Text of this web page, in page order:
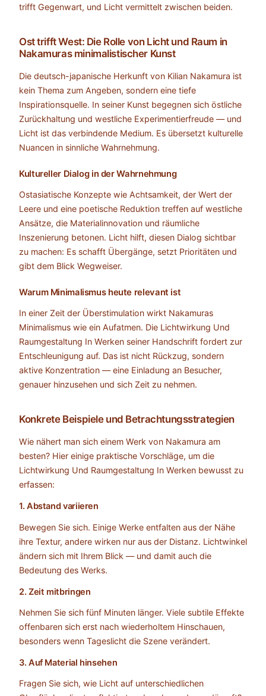
trifft Gegenwart, und Licht vermittelt zwischen beiden.
Ost trifft West: Die Rolle von Licht und Raum in
Nakamuras minimalistischer Kunst
Die deutsch-japanische Herkunft von Kilian Nakamura ist
kein Thema zum Angeben, sondern eine tiefe
Inspirationsquelle. In seiner Kunst begegnen sich östliche
Zurückhaltung und westliche Experimentierfreude — und
Licht ist das verbindende Medium. Es übersetzt kulturelle
Nuancen in sinnliche Wahrnehmung.
Kultureller Dialog in der Wahrnehmung
Ostasiatische Konzepte wie Achtsamkeit, der Wert der
Leere und eine poetische Reduktion treffen auf westliche
Ansätze, die Materialinnovation und räumliche
Inszenierung betonen. Licht hilft, diesen Dialog sichtbar
zu machen: Es schafft Übergänge, setzt Prioritäten und
gibt dem Blick Wegweiser.
Warum Minimalismus heute relevant ist
In einer Zeit der Überstimulation wirkt Nakamuras
Minimalismus wie ein Aufatmen. Die Lichtwirkung Und
Raumgestaltung In Werken seiner Handschrift fordert zur
Entschleunigung auf. Das ist nicht Rückzug, sondern
aktive Konzentration — eine Einladung an Besucher,
genauer hinzusehen und sich Zeit zu nehmen.
Konkrete Beispiele und Betrachtungsstrategien
Wie nähert man sich einem Werk von Nakamura am
besten? Hier einige praktische Vorschläge, um die
Lichtwirkung Und Raumgestaltung In Werken bewusst zu
erfassen:
1. Abstand variieren
Bewegen Sie sich. Einige Werke entfalten aus der Nähe
ihre Textur, andere wirken nur aus der Distanz. Lichtwinkel
ändern sich mit Ihrem Blick — und damit auch die
Bedeutung des Werks.
2. Zeit mitbringen
Nehmen Sie sich fünf Minuten länger. Viele subtile Effekte
offenbaren sich erst nach wiederholtem Hinschauen,
besonders wenn Tageslicht die Szene verändert.
3. Auf Material hinsehen
Fragen Sie sich, wie Licht auf unterschiedlichen